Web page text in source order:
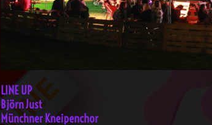
LINE UP
Björn Just
Münchner Kneipenchor